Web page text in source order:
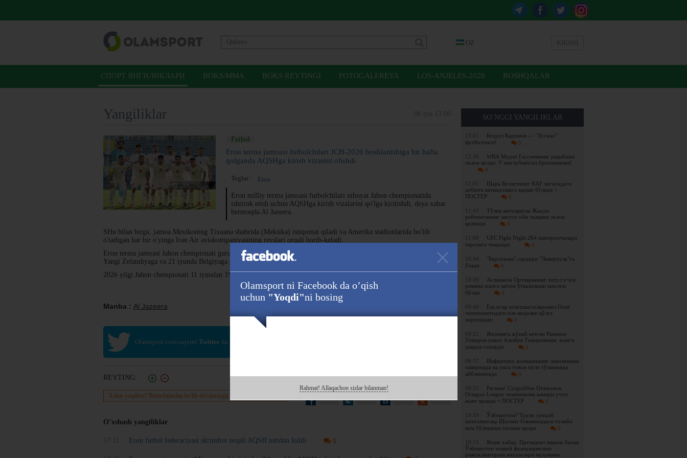
OZ
СПОРТ ЯНГИЛИКЛАРИ BOKS/MMA BOKS REYTINGI FOTOGALEREYA LOS-ANJELES-2028 BOSHQALAR
SO’NGGI YANGILIKLAR
13:01
Беҳруз Каримов — "Лугано"
футболчиси!
0
12:36
WBА Мурат Гассиевнинг рақибини
эълон қилди. У мағлубиятсиз британиялик!
0
12:05
Шара Буллетнинг RAF лигасидаги
дебюти ватандошига қарши бўлади +
ПОСТЕР
0
11:43
Tўлиқ янгиланган Жаҳон
рейтингининг август ойи талқини эълон
қилинди
0
11:08
UFC Fight Night 284 иштирокчилари
тарозига чиқишди
0
10:44
"Барселона" сардори "Ливерпуль"га
ўтади
0
10:09
Асламжон Ортиқовнинг титул учун
реванш жанги қачон ўтказилиши маълум
бўлди
0
09:48
Ёш оғир атлетикачиларимиз Осиё
чемпионатидаги илк медални қўлга
киритишди
0
09:22
Японияга жўнаб кетган Рамазон
Темиров укаси Азизбек Темировнинг жанги
ҳақида гапирди
0
08:57
Инфантино жазманининг лавозимини
оширишда ва унга товон пули тўланишда
айбланмоқда
0
08:31
Расман! Суҳроббек Отажонов
Octagon League чемпионлик камари учун
жанг қилади + ПОСТЕР
0
19:59
Ўзбекистон? Турли сунъий
интеллектлар Шахмат Олимпиадаси ғолиби
ким бўлишини тахмин қилди
0
19:15
Яхши хабар: Президент вакили билан
Ўзбекистон хоккей федерациясини
ривожлантириш масалалари муҳокама
Yangiliklar
Futbol
Eron terma jamoasi futbolchilari JCH-2026 boshlanishiga bir hafta
qolganda AQSHga kirish vizasini olishdi
Teglar : Eron
Eron milliy terma jamoasi futbolchilari nihoyat Jahon chempionatida
ishtirok etish uchun AQSHga kirish vizalarini qo'lga kiritishdi, deya xabar
bermoqda Al Jazeera.
SHu bilan birga, jamoa Mexikoning Tixuana shahrida (Meksika) istiqomat qiladi va Amerika stadionlarida bo'lib
o'tadigan har bir o'yinga Iran Air aviakompaniyasining reyslari orqali borib-keladi.
Eron terma jamoasi Jahon chempionati guruh bosqichidagi dastlabki ikki o'yinini Los-Anjelesda o'tkazadi — 15 iyunda
Yangi Zelandiyaga va 21 iyunda Belgiyaga qarshi, so'ngra 26 iyunda Sietlda Misr bilan kuch sinashadi.
2026 yilgi Jahon chempionati 11 iyundan 19 iyulgacha AQSH, Kanada va Meksikada bo'lib o'tadi.
Manba : Al Jazeera
Olamsport.com saytini Twitter da ham kuzating!
REYTING:
Xabar yoqdimi? Birinchilardan bo'lib do'stlaringiz bilan o'rtoqlashing!
O’xshash yangiliklar
Eron futbol federaciyasi skrinshot orqali AQSH ustidan kuldi 0
Olamsport ni Facebook da o’qish
uchun "Yoqdi"ni bosing
Rahmat! Allaqachon sizlar bilanman!